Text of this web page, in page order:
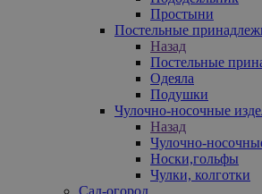
Простыни
Постельные
Назад
Постельные
Одеяла
Подушки
Чулочно-носочные
Назад
Чулочно-
Носки,гольфы
Чулки, колготки
Сад-огород